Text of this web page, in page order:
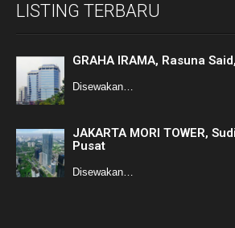
LISTING TERBARU
GRAHA IRAMA, Rasuna
Disewakan…
JAKARTA MORI TOWER,
Pusat
Disewakan…